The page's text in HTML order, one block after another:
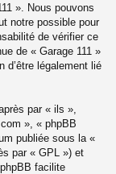
». Nous pouvons
notre possible pour
de vérifier ce
de « Garage 111 »
d’être légalement lié
par « ils »,
», « phpBB
publiée sous la «
par « GPL ») et
phpBB facilite